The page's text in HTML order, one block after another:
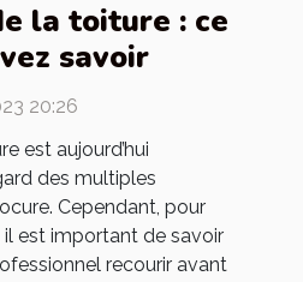
la toiture : ce
savoir
20:26
est aujourd’hui
des multiples
Cependant, pour
est important de savoir
recourir avant